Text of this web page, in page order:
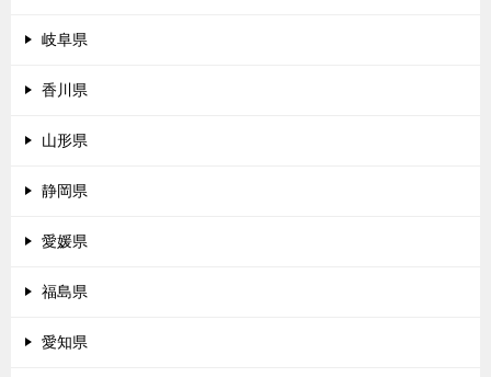
岐阜県
香川県
山形県
静岡県
愛媛県
福島県
愛知県